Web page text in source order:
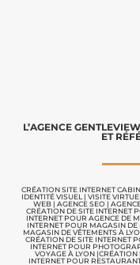
L’AGENCE
ET
CRÉATION SITE INTERNET
IDENTITÉ VISUEL | VISITE
WEB| AGENCE SEO |
CRÉATION DE SITE INTERNET
INTERNET POUR AGENCE DE
INTERNET POUR MAGASIN DE
MAGASIN DE VÊTEMENTS À
CRÉATION DE SITE INTERNET
INTERNET POUR
VOYAGE À LYON|CRÉATION
INTERNET POUR